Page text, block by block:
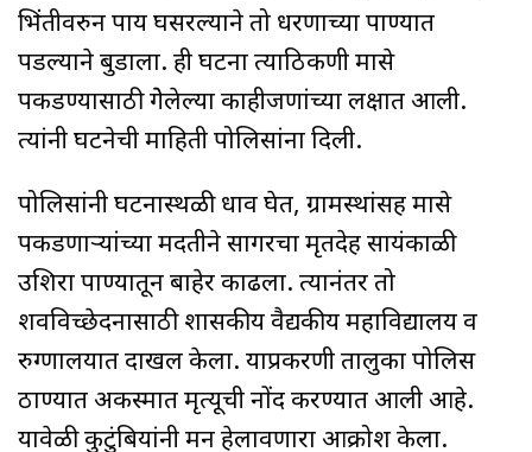
भिंतीवरुन पाय घसरल्याने तो धरणाच्या पाण्यात
पडल्याने बुडाला. ही घटना त्याठिकणी मासे
पकडण्यासाठी गेेलेल्या काहीजणांच्या लक्षात आली.
त्यांनी घटनेची माहिती पोलिसांना दिली.
पोलिसांनी घटनास्थळी धाव घेत, ग्रामस्थांसह मासे
पकडणाऱ्यांच्या मदतीने सागरचा मृतदेह सायंकाळी
उशिरा पाण्यातून बाहेर काढला. त्यानंतर तो
शवविच्छेदनासाठी शासकीय वैद्यकीय महाविद्यालय व
रुग्णालयात दाखल केला. याप्रकरणी तालुका पोलिस
ठाण्यात अकस्मात मृत्यूची नोंद करण्यात आली आहे.
यावेळी कुटुंबियांनी मन हेलावणारा आक्रोश केला.